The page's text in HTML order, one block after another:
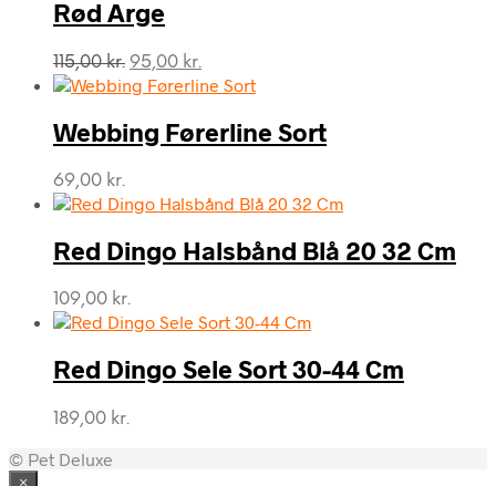
Rød Arge
115,00kr. Den
oprindelige
var:
115,00 kr..
95,00 kr.
aktuelle
er:
95,00 kr..
Webbing Førerline Sort
69,00 kr.
Red Dingo Halsbånd Blå 20 32 Cm
109,00 kr.
Red Dingo Sele Sort 30-44 Cm
189,00 kr.
© Pet Deluxe
×